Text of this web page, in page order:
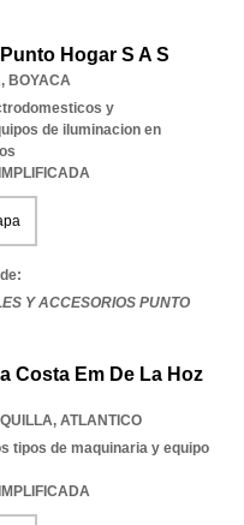
Hogar S A S
, BOYACA
y
de iluminacion en
Y ACCESORIOS PUNTO
Costa Em De La Hoz
, ATLANTICO
tipos de maquinaria y equipo